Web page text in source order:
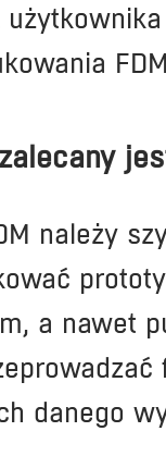
należy
a nawet
danego